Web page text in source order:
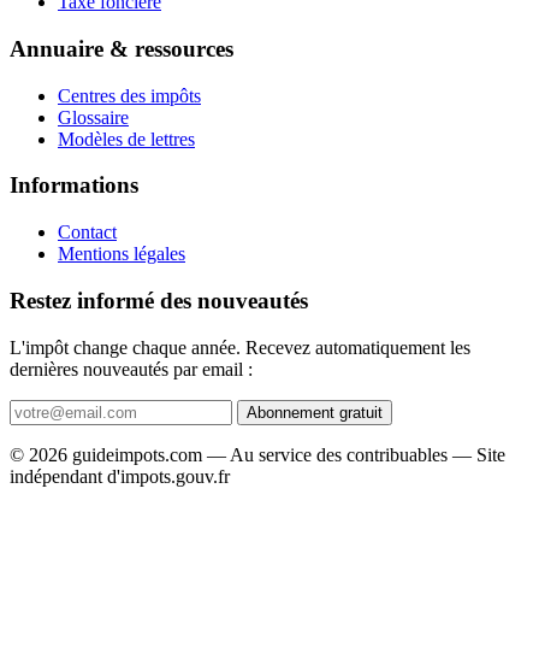
Annuaire & ressources
Centres des impôts
Glossaire
Modèles de lettres
Informations
Contact
Mentions légales
Restez informé des nouveautés
L'impôt change chaque année. Recevez automatiquement les
dernières nouveautés par email :
Abonnement gratuit
© 2026 guideimpots.com — Au service des contribuables — Site
indépendant d'impots.gouv.fr